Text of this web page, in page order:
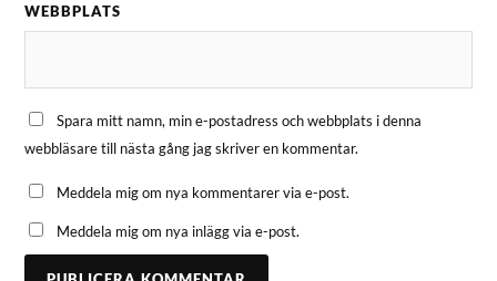
WEBBPLATS
Spara mitt namn, min e-postadress och webbplats i denna
webbläsare till nästa gång jag skriver en kommentar.
Meddela mig om nya kommentarer via e-post.
Meddela mig om nya inlägg via e-post.